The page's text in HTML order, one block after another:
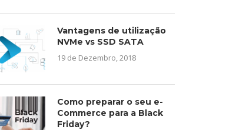
Vantagens de utilização
NVMe vs SSD SATA
19 de Dezembro, 2018
Como preparar o seu e-
Commerce para a Black
Friday?